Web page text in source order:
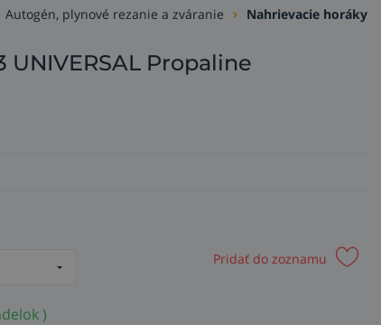
Autogén, plynové rezanie a zváranie Nahrievacie horáky
UNIVERSAL Propaline
Pridať do zoznamu
)